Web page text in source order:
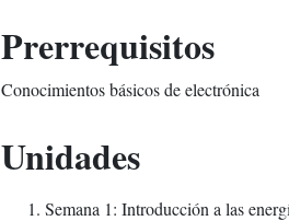
Prerrequisitos
Conocimientos básicos de electrónica
Unidades
Semana 1: Introducción a las